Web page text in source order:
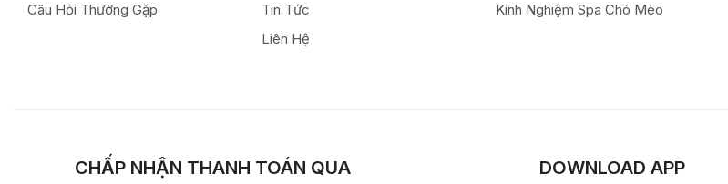
Câu Hỏi Thường Gặp
Tin Tức
Liên Hệ
Kinh Nghiệm Spa Chó Mèo
CHẤP NHẬN THANH TOÁN QUA DOWNLOAD APP